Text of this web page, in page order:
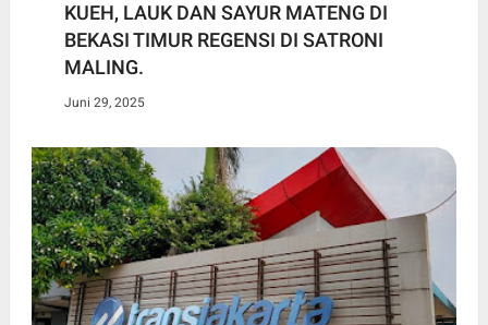
KUEH, LAUK DAN SAYUR MATENG DI
BEKASI TIMUR REGENSI DI SATRONI
MALING.
Juni 29, 2025